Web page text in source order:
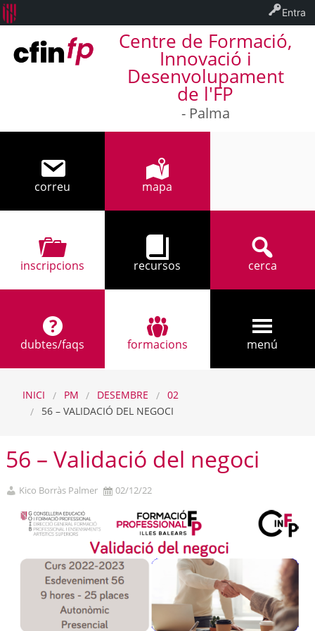
Centre de Formació,
Innovació i
Desenvolupament
de l'FP
- Palma
correu mapa
inscripcions recursos cerca
dubtes/faqs formacions menú
INICI PM DESEMBRE
02
56 – VALIDACIÓ DEL NEGOCI
56 – Validació del negoci
Kico Borràs Palmer 02/12/22
Entra